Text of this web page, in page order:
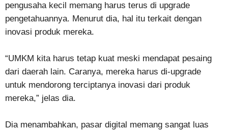
pengusaha kecil memang harus terus di upgrade
pengetahuannya. Menurut dia, hal itu terkait dengan
inovasi produk mereka.
“UMKM kita harus tetap kuat meski mendapat pesaing
dari daerah lain. Caranya, mereka harus di-upgrade
untuk mendorong terciptanya inovasi dari produk
mereka,” jelas dia.
Dia menambahkan, pasar digital memang sangat luas